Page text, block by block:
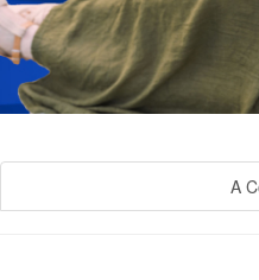
A